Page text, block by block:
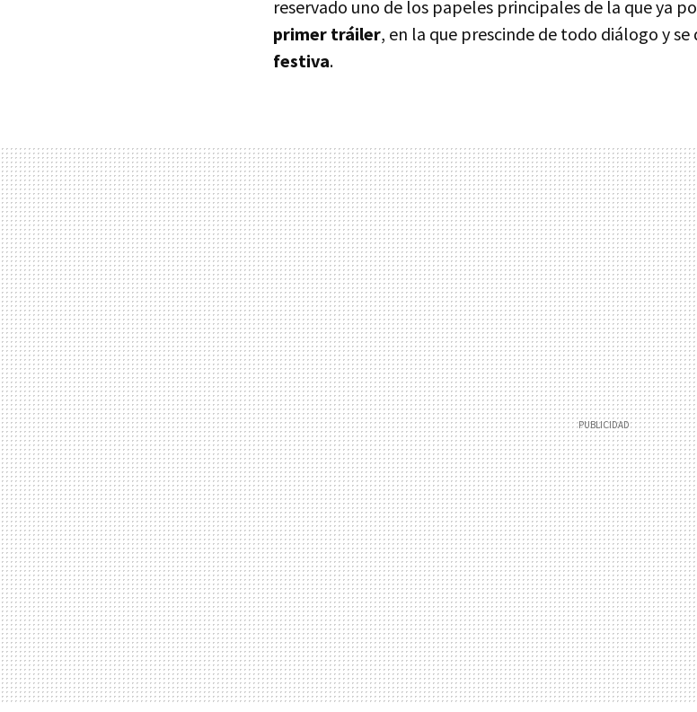
reservado uno de los papeles principales de la que ya
primer tráiler, en la que prescinde de todo diálogo y
festiva.